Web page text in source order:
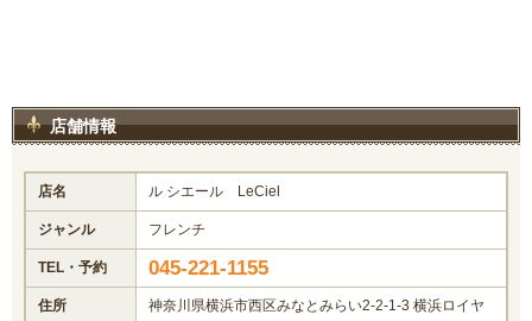
店舗情報
店名 ル シエール LeCiel
ジャンル フレンチ
TEL・予約 045-221-1155
住所
神奈川県横浜市西区みなとみらい2-2-1-3 横浜ロイヤ